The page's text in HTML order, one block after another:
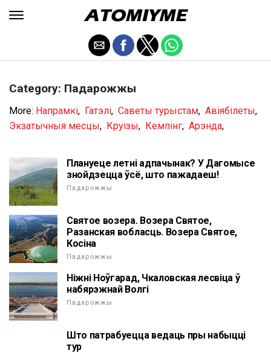
Category: Падарожжы
More: Напрамкі, Гатэлі, Саветы турыстам, Авіябілеты,
Экзатычныя месцы, Круізы, Кемпінг, Арэнда,
Плануеце летні адпачынак? У Дагомысе
знойдзецца ўсё, што пажадаеш!
Падарожжы
Святое возера. Возера Святое,
Разанская вобласць. Возера Святое,
Косіна
Падарожжы
Ніжні Ноўгарад, Чкаловская лесвіца ў
набярэжнай Волгі
Падарожжы
Што патрабуецца ведаць пры набыцці
тур